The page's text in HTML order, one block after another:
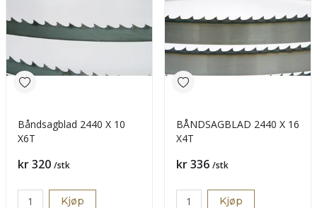
Båndsagblad 2440 X 10
X6T
Pris
kr 320 /stk
Kjøp
BÅNDSAGBLAD 2440 X 16
X4T
Pris
kr 336 /stk
Kjøp